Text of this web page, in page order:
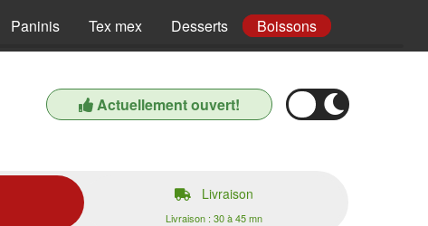
Paninis Tex mex Desserts Boissons
Actuellement ouvert!
Livraison
Livraison : 30 à 45 mn